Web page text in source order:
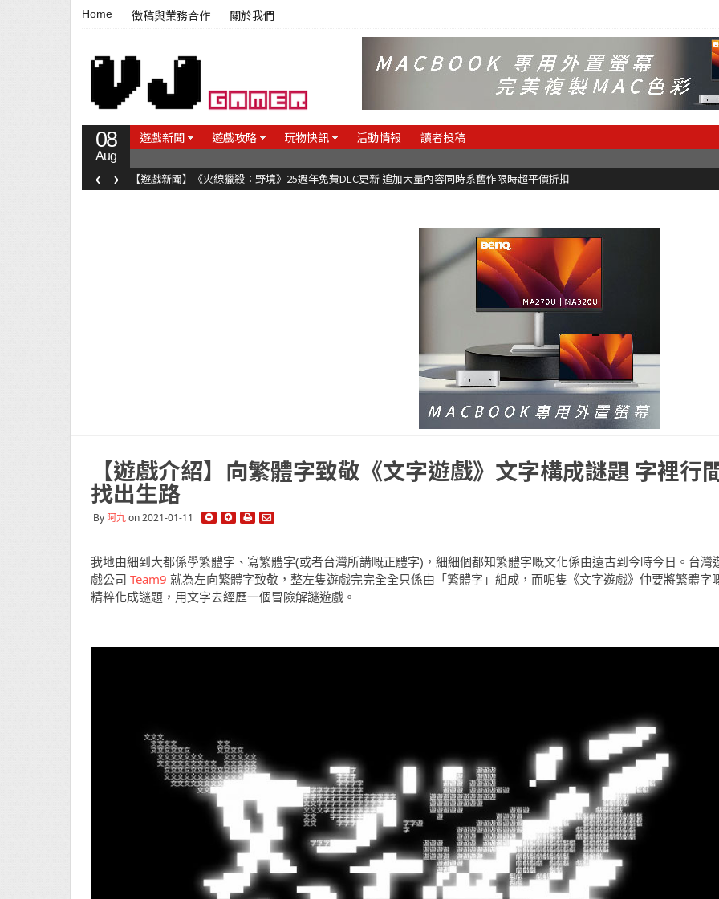
Home 徵稿與業務合作 關於我們
08
Aug
遊戲新聞 遊戲攻略 玩物快訊 活動情報 讀者投稿
【遊戲新聞】《火線獵殺：野境》25週年免費DLC更新 追加大量內容同時系舊作限時超平價折扣
‹ ›
【遊戲介紹】向繁體字致敬《文字遊戲》文字構成謎題 字裡行
找出生路
By 阿九on 2021-01-11
我地由細到大都係學繁體字、寫繁體字(或者台灣所講嘅正體字)，細細個都知繁體字嘅文化係由遠古到今時今日。台灣
戲公司 Team9 就為左向繁體字致敬，整左隻遊戲完完全全只係由「繁體字」組成，而呢隻《文字遊戲》仲要將繁體字
精粹化成謎題，用文字去經歷一個冒險解謎遊戲。